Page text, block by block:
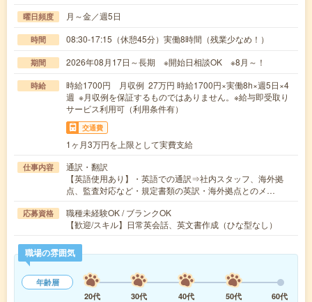
曜日頻度 月～金／週5日
時間 08:30-17:15（休憩45分）実働8時間（残業少なめ！）
期間 2026年08月17日～長期 ※開始日相談OK ※8月～！
時給
時給1700円 月収例 27万円 時給1700円×実働8h×週5日×4
週 ※月収例を保証するものではありません。※給与即受取り
サービス利用可（利用条件有）
交通費
1ヶ月3万円を上限として実費支給
仕事内容
通訳・翻訳
【英語使用あり】・英語での通訳⇒社内スタッフ、海外拠
点、監査対応など・規定書類の英訳・海外拠点とのメ…
応募資格
職種未経験OK / ブランクOK
【歓迎/スキル】日常英会話、英文書作成（ひな型なし）
職場の雰囲気
年齢層
20代
30代 40代 50代
60代